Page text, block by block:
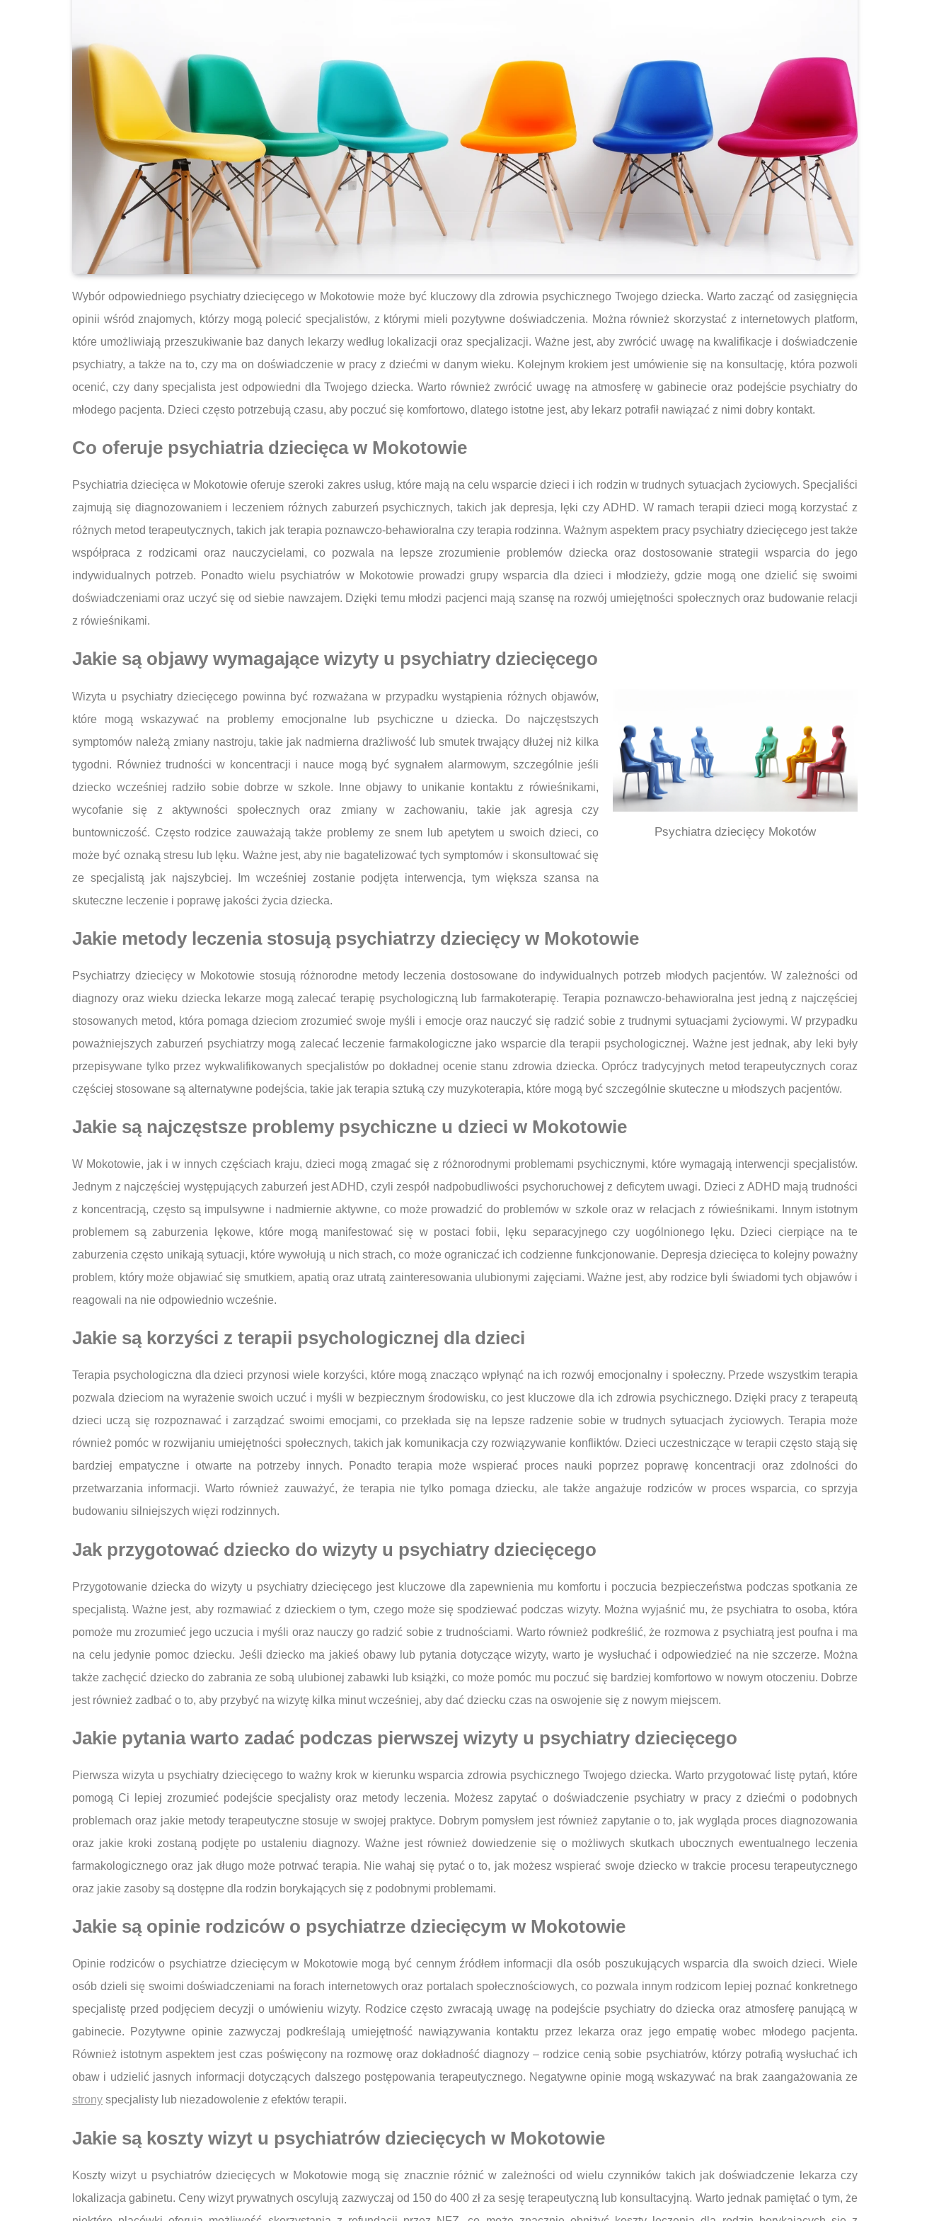
Wybór odpowiedniego psychiatry dziecięcego w Mokotowie może być kluczowy dla zdrowia psychicznego Twojego dziecka. Warto zacząć od zasięgnięcia
opinii wśród znajomych, którzy mogą polecić specjalistów, z którymi mieli pozytywne doświadczenia. Można również skorzystać z internetowych platform,
które umożliwiają przeszukiwanie baz danych lekarzy według lokalizacji oraz specjalizacji. Ważne jest, aby zwrócić uwagę na kwalifikacje i doświadczenie
psychiatry, a także na to, czy ma on doświadczenie w pracy z dziećmi w danym wieku. Kolejnym krokiem jest umówienie się na konsultację, która pozwoli
ocenić, czy dany specjalista jest odpowiedni dla Twojego dziecka. Warto również zwrócić uwagę na atmosferę w gabinecie oraz podejście psychiatry do
młodego pacjenta. Dzieci często potrzebują czasu, aby poczuć się komfortowo, dlatego istotne jest, aby lekarz potrafił nawiązać z nimi dobry kontakt.
Co oferuje psychiatria dziecięca w Mokotowie
Psychiatria dziecięca w Mokotowie oferuje szeroki zakres usług, które mają na celu wsparcie dzieci i ich rodzin w trudnych sytuacjach życiowych. Specjaliści
zajmują się diagnozowaniem i leczeniem różnych zaburzeń psychicznych, takich jak depresja, lęki czy ADHD. W ramach terapii dzieci mogą korzystać z
różnych metod terapeutycznych, takich jak terapia poznawczo-behawioralna czy terapia rodzinna. Ważnym aspektem pracy psychiatry dziecięcego jest także
współpraca z rodzicami oraz nauczycielami, co pozwala na lepsze zrozumienie problemów dziecka oraz dostosowanie strategii wsparcia do jego
indywidualnych potrzeb. Ponadto wielu psychiatrów w Mokotowie prowadzi grupy wsparcia dla dzieci i młodzieży, gdzie mogą one dzielić się swoimi
doświadczeniami oraz uczyć się od siebie nawzajem. Dzięki temu młodzi pacjenci mają szansę na rozwój umiejętności społecznych oraz budowanie relacji
z rówieśnikami.
Jakie są objawy wymagające wizyty u psychiatry dziecięcego
Psychiatra dziecięcy Mokotów
Wizyta u psychiatry dziecięcego powinna być rozważana w przypadku wystąpienia różnych objawów,
które mogą wskazywać na problemy emocjonalne lub psychiczne u dziecka. Do najczęstszych
symptomów należą zmiany nastroju, takie jak nadmierna drażliwość lub smutek trwający dłużej niż kilka
tygodni. Również trudności w koncentracji i nauce mogą być sygnałem alarmowym, szczególnie jeśli
dziecko wcześniej radziło sobie dobrze w szkole. Inne objawy to unikanie kontaktu z rówieśnikami,
wycofanie się z aktywności społecznych oraz zmiany w zachowaniu, takie jak agresja czy
buntowniczość. Często rodzice zauważają także problemy ze snem lub apetytem u swoich dzieci, co
może być oznaką stresu lub lęku. Ważne jest, aby nie bagatelizować tych symptomów i skonsultować się
ze specjalistą jak najszybciej. Im wcześniej zostanie podjęta interwencja, tym większa szansa na
skuteczne leczenie i poprawę jakości życia dziecka.
Jakie metody leczenia stosują psychiatrzy dziecięcy w Mokotowie
Psychiatrzy dziecięcy w Mokotowie stosują różnorodne metody leczenia dostosowane do indywidualnych potrzeb młodych pacjentów. W zależności od
diagnozy oraz wieku dziecka lekarze mogą zalecać terapię psychologiczną lub farmakoterapię. Terapia poznawczo-behawioralna jest jedną z najczęściej
stosowanych metod, która pomaga dzieciom zrozumieć swoje myśli i emocje oraz nauczyć się radzić sobie z trudnymi sytuacjami życiowymi. W przypadku
poważniejszych zaburzeń psychiatrzy mogą zalecać leczenie farmakologiczne jako wsparcie dla terapii psychologicznej. Ważne jest jednak, aby leki były
przepisywane tylko przez wykwalifikowanych specjalistów po dokładnej ocenie stanu zdrowia dziecka. Oprócz tradycyjnych metod terapeutycznych coraz
częściej stosowane są alternatywne podejścia, takie jak terapia sztuką czy muzykoterapia, które mogą być szczególnie skuteczne u młodszych pacjentów.
Jakie są najczęstsze problemy psychiczne u dzieci w Mokotowie
W Mokotowie, jak i w innych częściach kraju, dzieci mogą zmagać się z różnorodnymi problemami psychicznymi, które wymagają interwencji specjalistów.
Jednym z najczęściej występujących zaburzeń jest ADHD, czyli zespół nadpobudliwości psychoruchowej z deficytem uwagi. Dzieci z ADHD mają trudności
z koncentracją, często są impulsywne i nadmiernie aktywne, co może prowadzić do problemów w szkole oraz w relacjach z rówieśnikami. Innym istotnym
problemem są zaburzenia lękowe, które mogą manifestować się w postaci fobii, lęku separacyjnego czy uogólnionego lęku. Dzieci cierpiące na te
zaburzenia często unikają sytuacji, które wywołują u nich strach, co może ograniczać ich codzienne funkcjonowanie. Depresja dziecięca to kolejny poważny
problem, który może objawiać się smutkiem, apatią oraz utratą zainteresowania ulubionymi zajęciami. Ważne jest, aby rodzice byli świadomi tych objawów i
reagowali na nie odpowiednio wcześnie.
Jakie są korzyści z terapii psychologicznej dla dzieci
Terapia psychologiczna dla dzieci przynosi wiele korzyści, które mogą znacząco wpłynąć na ich rozwój emocjonalny i społeczny. Przede wszystkim terapia
pozwala dzieciom na wyrażenie swoich uczuć i myśli w bezpiecznym środowisku, co jest kluczowe dla ich zdrowia psychicznego. Dzięki pracy z terapeutą
dzieci uczą się rozpoznawać i zarządzać swoimi emocjami, co przekłada się na lepsze radzenie sobie w trudnych sytuacjach życiowych. Terapia może
również pomóc w rozwijaniu umiejętności społecznych, takich jak komunikacja czy rozwiązywanie konfliktów. Dzieci uczestniczące w terapii często stają się
bardziej empatyczne i otwarte na potrzeby innych. Ponadto terapia może wspierać proces nauki poprzez poprawę koncentracji oraz zdolności do
przetwarzania informacji. Warto również zauważyć, że terapia nie tylko pomaga dziecku, ale także angażuje rodziców w proces wsparcia, co sprzyja
budowaniu silniejszych więzi rodzinnych.
Jak przygotować dziecko do wizyty u psychiatry dziecięcego
Przygotowanie dziecka do wizyty u psychiatry dziecięcego jest kluczowe dla zapewnienia mu komfortu i poczucia bezpieczeństwa podczas spotkania ze
specjalistą. Ważne jest, aby rozmawiać z dzieckiem o tym, czego może się spodziewać podczas wizyty. Można wyjaśnić mu, że psychiatra to osoba, która
pomoże mu zrozumieć jego uczucia i myśli oraz nauczy go radzić sobie z trudnościami. Warto również podkreślić, że rozmowa z psychiatrą jest poufna i ma
na celu jedynie pomoc dziecku. Jeśli dziecko ma jakieś obawy lub pytania dotyczące wizyty, warto je wysłuchać i odpowiedzieć na nie szczerze. Można
także zachęcić dziecko do zabrania ze sobą ulubionej zabawki lub książki, co może pomóc mu poczuć się bardziej komfortowo w nowym otoczeniu. Dobrze
jest również zadbać o to, aby przybyć na wizytę kilka minut wcześniej, aby dać dziecku czas na oswojenie się z nowym miejscem.
Jakie pytania warto zadać podczas pierwszej wizyty u psychiatry dziecięcego
Pierwsza wizyta u psychiatry dziecięcego to ważny krok w kierunku wsparcia zdrowia psychicznego Twojego dziecka. Warto przygotować listę pytań, które
pomogą Ci lepiej zrozumieć podejście specjalisty oraz metody leczenia. Możesz zapytać o doświadczenie psychiatry w pracy z dziećmi o podobnych
problemach oraz jakie metody terapeutyczne stosuje w swojej praktyce. Dobrym pomysłem jest również zapytanie o to, jak wygląda proces diagnozowania
oraz jakie kroki zostaną podjęte po ustaleniu diagnozy. Ważne jest również dowiedzenie się o możliwych skutkach ubocznych ewentualnego leczenia
farmakologicznego oraz jak długo może potrwać terapia. Nie wahaj się pytać o to, jak możesz wspierać swoje dziecko w trakcie procesu terapeutycznego
oraz jakie zasoby są dostępne dla rodzin borykających się z podobnymi problemami.
Jakie są opinie rodziców o psychiatrze dziecięcym w Mokotowie
Opinie rodziców o psychiatrze dziecięcym w Mokotowie mogą być cennym źródłem informacji dla osób poszukujących wsparcia dla swoich dzieci. Wiele
osób dzieli się swoimi doświadczeniami na forach internetowych oraz portalach społecznościowych, co pozwala innym rodzicom lepiej poznać konkretnego
specjalistę przed podjęciem decyzji o umówieniu wizyty. Rodzice często zwracają uwagę na podejście psychiatry do dziecka oraz atmosferę panującą w
gabinecie. Pozytywne opinie zazwyczaj podkreślają umiejętność nawiązywania kontaktu przez lekarza oraz jego empatię wobec młodego pacjenta.
Również istotnym aspektem jest czas poświęcony na rozmowę oraz dokładność diagnozy – rodzice cenią sobie psychiatrów, którzy potrafią wysłuchać ich
obaw i udzielić jasnych informacji dotyczących dalszego postępowania terapeutycznego. Negatywne opinie mogą wskazywać na brak zaangażowania ze
strony specjalisty lub niezadowolenie z efektów terapii.
Jakie są koszty wizyt u psychiatrów dziecięcych w Mokotowie
Koszty wizyt u psychiatrów dziecięcych w Mokotowie mogą się znacznie różnić w zależności od wielu czynników takich jak doświadczenie lekarza czy
lokalizacja gabinetu. Ceny wizyt prywatnych oscylują zazwyczaj od 150 do 400 zł za sesję terapeutyczną lub konsultacyjną. Warto jednak pamiętać o tym, że